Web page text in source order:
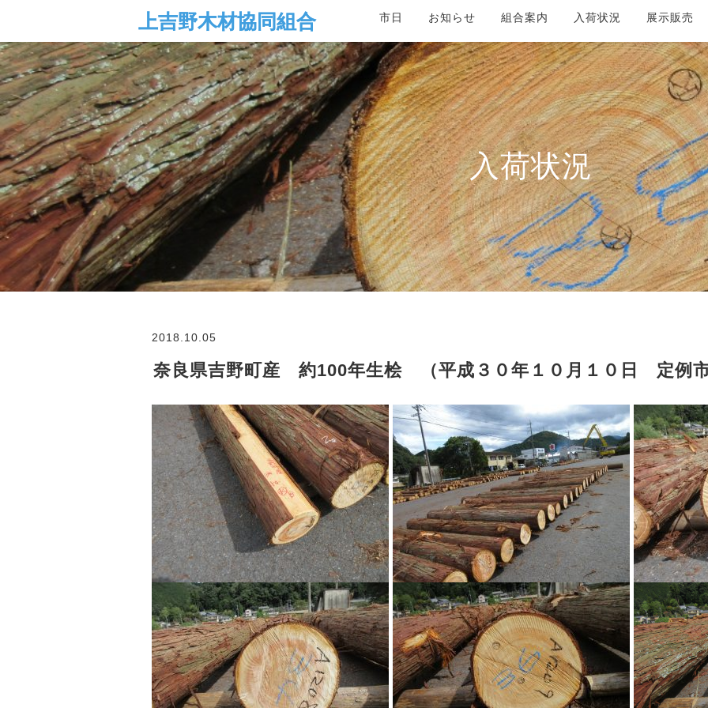
市日 お知らせ 組合案内 入荷状況 展示販売
入荷状況
2018.10.05
奈良県吉野町産 約100年生桧 （平成３０年１０月１０日 定例